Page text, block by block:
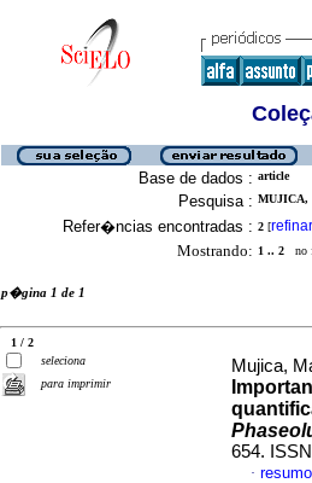
Base de dados : article
Pesquisa : MUJICA,
Refer�ncias encontradas : 2 [refinar
Mostrando: 1 .. 2 no
p�gina 1 de 1
1 / 2
seleciona
para imprimir
Mujica,
654.
·